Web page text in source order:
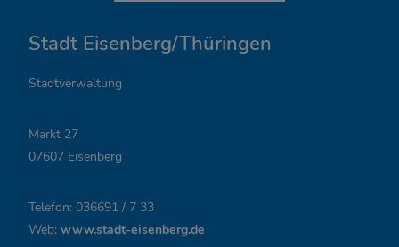
u
n
g
s
e
Stadt Eisenberg/Thüringen
Stadtverwaltung
Markt 27
07607 Eisenberg
Telefon: 036691 / 7 33
Web: www.stadt-eisenberg.de